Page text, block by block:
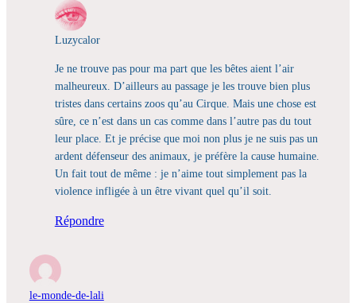
Luzycalor
Je ne trouve pas pour ma part que les bêtes aient l’air
malheureux. D’ailleurs au passage je les trouve bien plus
tristes dans certains zoos qu’au Cirque. Mais une chose est
sûre, ce n’est dans un cas comme dans l’autre pas du tout
leur place. Et je précise que moi non plus je ne suis pas un
ardent défenseur des animaux, je préfère la cause humaine.
Un fait tout de même : je n’aime tout simplement pas la
violence infligée à un être vivant quel qu’il soit.
Répondre
le-monde-de-lali